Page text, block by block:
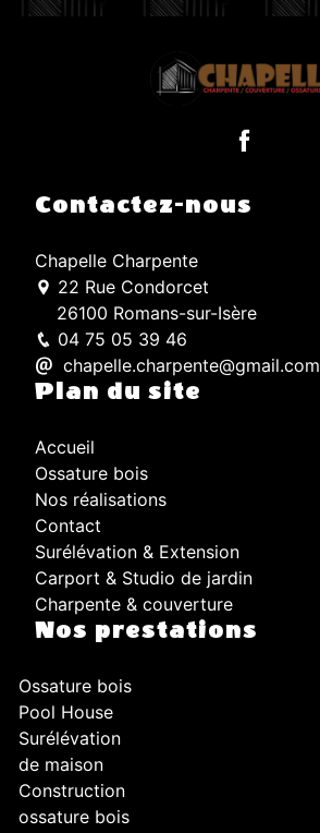
Contactez-nous
Chapelle Charpente
22 Rue Condorcet
26100 Romans-sur-Isère
04 75 05 39 46
chapelle.charpente@gmail.com
Plan du site
Accueil
Ossature bois
Nos réalisations
Contact
Surélévation & Extension
Carport & Studio de jardin
Charpente & couverture
Nos prestations
Ossature bois
Pool House
Surélévation
de maison
Construction
ossature bois